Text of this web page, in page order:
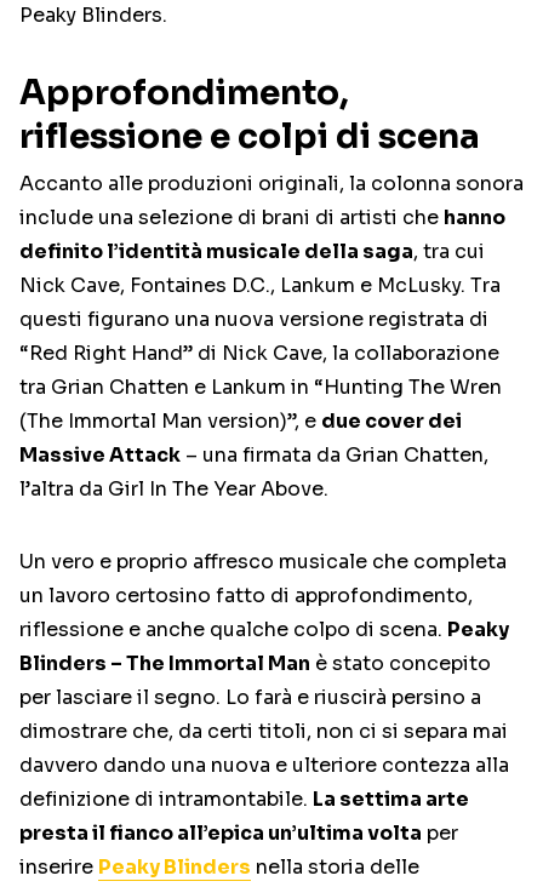
Peaky Blinders.
Approfondimento,
riflessione e colpi di scena
Accanto alle produzioni originali, la colonna sonora
include una selezione di brani di artisti che hanno
definito l’identità musicale della saga, tra cui
Nick Cave, Fontaines D.C., Lankum e McLusky. Tra
questi figurano una nuova versione registrata di
“Red Right Hand” di Nick Cave, la collaborazione
tra Grian Chatten e Lankum in “Hunting The Wren
(The Immortal Man version)”, e due cover dei
Massive Attack – una firmata da Grian Chatten,
l’altra da Girl In The Year Above.
Un vero e proprio affresco musicale che completa
un lavoro certosino fatto di approfondimento,
riflessione e anche qualche colpo di scena. Peaky
Blinders – The Immortal Man è stato concepito
per lasciare il segno. Lo farà e riuscirà persino a
dimostrare che, da certi titoli, non ci si separa mai
davvero dando una nuova e ulteriore contezza alla
definizione di intramontabile. La settima arte
presta il fianco all’epica un’ultima volta per
inserire Peaky Blinders nella storia delle